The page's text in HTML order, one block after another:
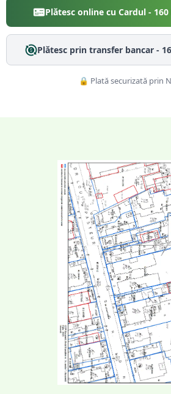
Plătesc online cu Cardul - 160
Plătesc prin transfer bancar -
🔒 Plată securizată prin